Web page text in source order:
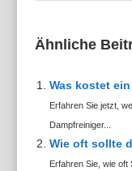
Ähnliche
Was kostet
Erfahren Sie jetzt,
Dampfreiniger...
Wie oft sollte
Erfahren Sie, wie oft